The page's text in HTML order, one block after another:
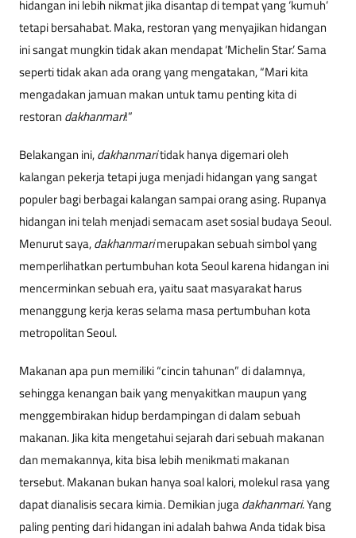
hidangan ini lebih nikmat jika disantap di tempat yang ‘kumuh’
tetapi bersahabat. Maka, restoran yang menyajikan hidangan
ini sangat mungkin tidak akan mendapat ‘Michelin Star.’ Sama
seperti tidak akan ada orang yang mengatakan, “Mari kita
mengadakan jamuan makan untuk tamu penting kita di
restoran dakhanmari!”
Belakangan ini,dakhanmaritidak hanya digemari oleh
kalangan pekerja tetapi juga menjadi hidangan yang sangat
populer bagi berbagai kalangan sampai orang asing. Rupanya
hidangan ini telah menjadi semacam aset sosial budaya Seoul.
Menurut saya,dakhanmarimerupakan sebuah simbol yang
memperlihatkan pertumbuhan kota Seoul karena hidangan ini
mencerminkan sebuah era, yaitu saat masyarakat harus
menanggung kerja keras selama masa pertumbuhan kota
metropolitan Seoul.
Makanan apa pun memiliki “cincin tahunan” di dalamnya,
sehingga kenangan baik yang menyakitkan maupun yang
menggembirakan hidup berdampingan di dalam sebuah
makanan. Jika kita mengetahui sejarah dari sebuah makanan
dan memakannya, kita bisa lebih menikmati makanan
tersebut. Makanan bukan hanya soal kalori, molekul rasa yang
dapat dianalisis secara kimia. Demikian jugadakhanmari. Yang
paling penting dari hidangan ini adalah bahwa Anda tidak bisa